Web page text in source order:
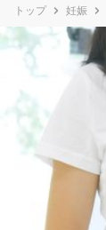
トップ 妊娠